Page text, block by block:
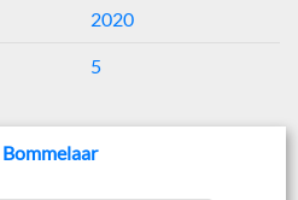
2020
5
Bommelaar